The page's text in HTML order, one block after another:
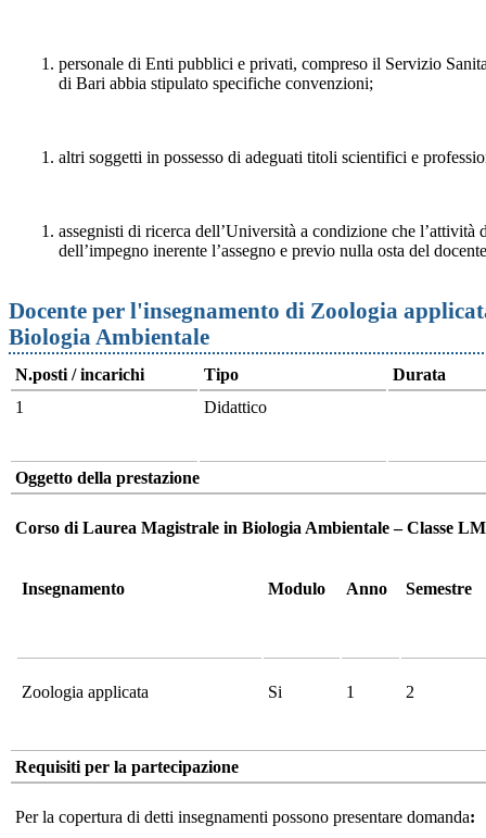
personale di Enti pubblici e privati, compreso il Servizio
di Bari abbia stipulato specifiche convenzioni;
altri soggetti in possesso di adeguati titoli scientifici e
assegnisti di ricerca dell’Università a condizione che l’attività
dell’impegno inerente l’assegno e previo nulla osta del
Docente per l'insegnamento di Zoologia
Biologia Ambientale
N.posti / incarichi Tipo
Durata
1
Didattico
Oggetto della prestazione
Corso di Laurea Magistrale in Biologia Ambientale – Classe
Insegnamento Modulo Anno Semestre
Zoologia applicata Si 1 2
Requisiti per la partecipazione
Per la copertura di detti insegnamenti possono presentare domanda: